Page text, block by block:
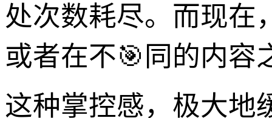
处次数耗尽。而现在
或者在不🎯同的内容
这种掌控感，极大地